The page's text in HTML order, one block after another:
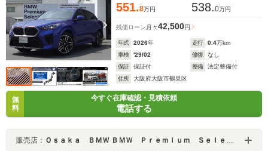
551.8万円 538.0万円
残価ローン 月々42,500円
年式 2026年 走行 0.4万km
車検
'29/02 修復
なし
保証
保証付 整備
法定整備付
住所
大阪府大阪市鶴見区
無
料
今すぐ在庫確認・見積依頼
電話する
販売店： Ｏｓａｋａ ＢＭＷ ＢＭＷ Ｐｒｅｍｉｕｍ Ｓｅｌｅｃｔｉｏｎ 城東鶴見